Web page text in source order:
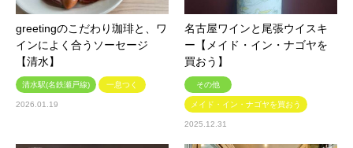
greetingのこだわり珈琲と、ワ
インによく合うソーセージ
【清水】
清水駅(名鉄瀬戸線) 一息つく
2026.01.19
名古屋ワインと尾張ウイスキ
ー【メイド・イン・ナゴヤを
買おう】
その他
メイド・イン・ナゴヤを買おう
2025.12.31